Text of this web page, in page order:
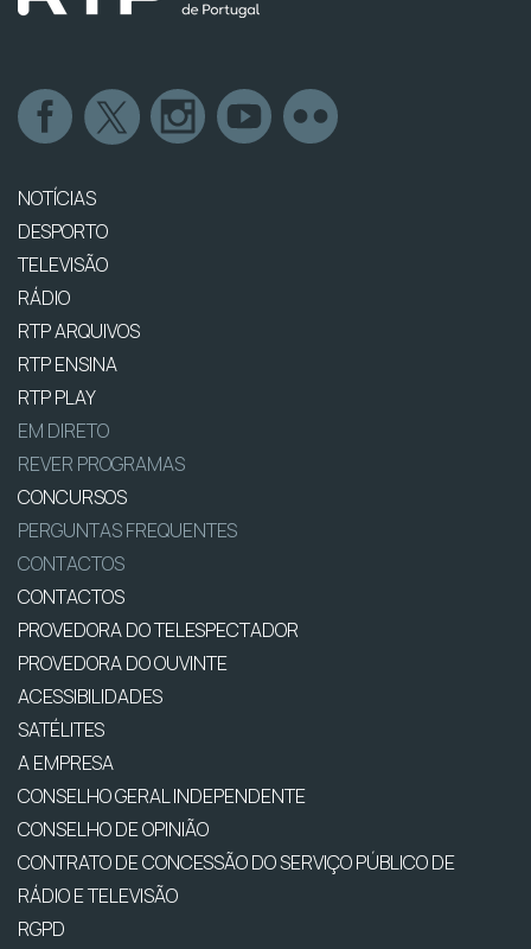
NOTÍCIAS
DESPORTO
TELEVISÃO
RÁDIO
RTP ARQUIVOS
RTP ENSINA
RTP PLAY
EM DIRETO
REVER PROGRAMAS
CONCURSOS
PERGUNTAS FREQUENTES
CONTACTOS
CONTACTOS
PROVEDORA DO TELESPECTADOR
PROVEDORA DO OUVINTE
ACESSIBILIDADES
SATÉLITES
A EMPRESA
CONSELHO GERAL INDEPENDENTE
CONSELHO DE OPINIÃO
CONTRATO DE CONCESSÃO DO SERVIÇO PÚBLICO DE
RÁDIO E TELEVISÃO
RGPD